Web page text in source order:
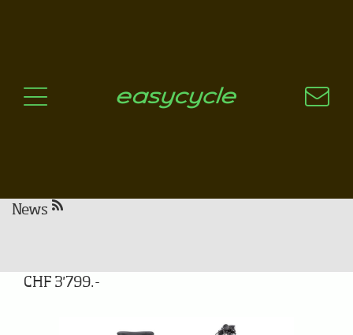
Nos critères de sélection
News
CHF 3'799.-